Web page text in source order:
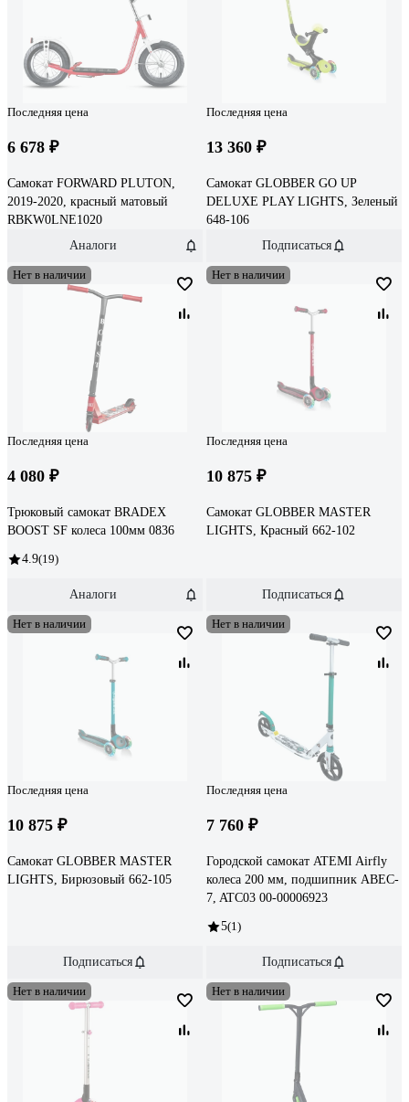
Последняя цена
6 678 ₽
Самокат FORWARD PLUTON,
2019-2020, красный матовый
RBKW0LNE1020
Аналоги
Последняя цена
13 360 ₽
Самокат GLOBBER GO UP
DELUXE PLAY LIGHTS, Зеленый
648-106
Подписаться
Нет в наличии
Последняя цена
4 080 ₽
Трюковый самокат BRADEX
BOOST SF колеса 100мм 0836
4.9(19)
Аналоги
Нет в наличии
Последняя цена
10 875 ₽
Самокат GLOBBER MASTER
LIGHTS, Красный 662-102
Подписаться
Нет в наличии
Последняя цена
10 875 ₽
Самокат GLOBBER MASTER
LIGHTS, Бирюзовый 662-105
Подписаться
Нет в наличии
Последняя цена
7 760 ₽
Городской самокат ATEMI Airfly
колеса 200 мм, подшипник ABEC-
7, ATC03 00-00006923
5(1)
Подписаться
Нет в наличии Нет в наличии